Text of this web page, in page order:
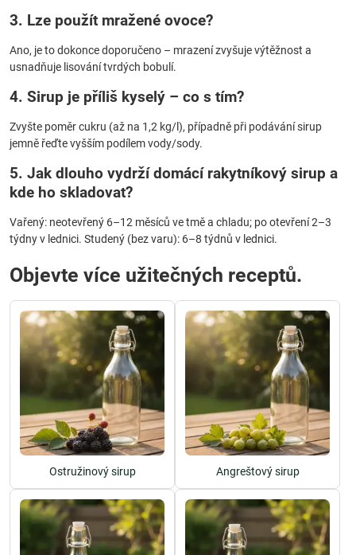
3. Lze použít mražené ovoce?
Ano, je to dokonce doporučeno – mrazení zvyšuje výtěžnost a
usnadňuje lisování tvrdých bobulí.
4. Sirup je příliš kyselý – co s tím?
Zvyšte poměr cukru (až na 1,2 kg/l), případně při podávání sirup
jemně řeďte vyšším podílem vody/sody.
5. Jak dlouho vydrží domácí rakytníkový sirup a
kde ho skladovat?
Vařený: neotevřený 6–12 měsíců ve tmě a chladu; po otevření 2–3
týdny v lednici. Studený (bez varu): 6–8 týdnů v lednici.
Objevte více užitečných receptů.
Ostružinový sirup Angreštový sirup